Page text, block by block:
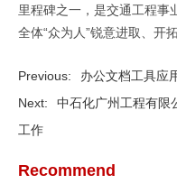
里程碑之一，是交通工程事
全体“众为人”锐意进取、开
Previous:
办公文档工具应
Next:
中石化广州工程有限
工作
Recommend